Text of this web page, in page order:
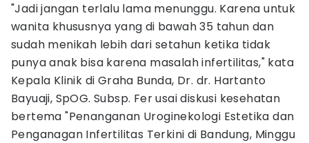
"Jadi jangan terlalu lama menunggu. Karena untuk
wanita khususnya yang di bawah 35 tahun dan
sudah menikah lebih dari setahun ketika tidak
punya anak bisa karena masalah infertilitas," kata
Kepala Klinik di Graha Bunda, Dr. dr. Hartanto
Bayuaji, SpOG. Subsp. Fer usai diskusi kesehatan
bertema "Penanganan Uroginekologi Estetika dan
Penganagan Infertilitas Terkini di Bandung, Minggu